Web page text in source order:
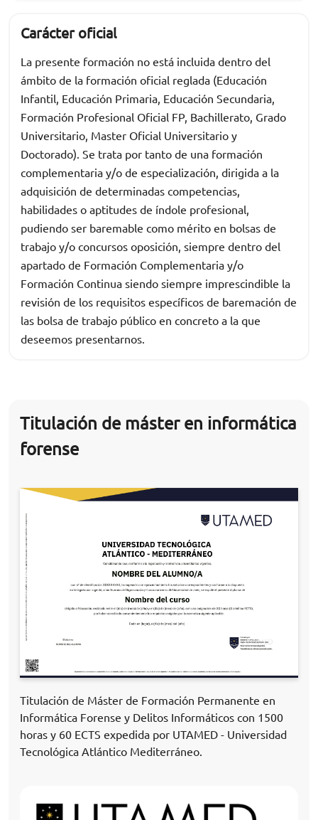
Carácter oficial
La presente formación no está incluida dentro del
ámbito de la formación oficial reglada (Educación
Infantil, Educación Primaria, Educación Secundaria,
Formación Profesional Oficial FP, Bachillerato, Grado
Universitario, Master Oficial Universitario y
Doctorado). Se trata por tanto de una formación
complementaria y/o de especialización, dirigida a la
adquisición de determinadas competencias,
habilidades o aptitudes de índole profesional,
pudiendo ser baremable como mérito en bolsas de
trabajo y/o concursos oposición, siempre dentro del
apartado de Formación Complementaria y/o
Formación Continua siendo siempre imprescindible la
revisión de los requisitos específicos de baremación de
las bolsa de trabajo público en concreto a la que
deseemos presentarnos.
Titulación de máster en informática
forense
Titulación de Máster de Formación Permanente en
Informática Forense y Delitos Informáticos con 1500
horas y 60 ECTS expedida por UTAMED - Universidad
Tecnológica Atlántico Mediterráneo.